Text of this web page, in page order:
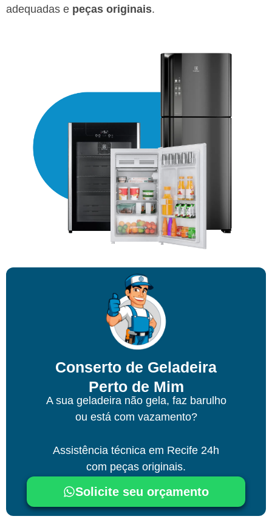
adequadas e peças originais.
Conserto de Geladeira
Perto de Mim
A sua geladeira não gela, faz barulho
ou está com vazamento?
Assistência técnica em Recife 24h
com peças originais.
Solicite seu orçamento